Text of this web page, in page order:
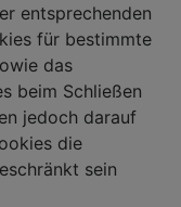
entsprechenden
für bestimmte
das
beim Schließen
jedoch darauf
die
sein